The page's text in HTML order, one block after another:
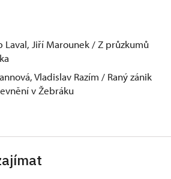
Laval, Jiří Marounek / Z průzkumů
Vladislav Razím / Raný zánik
v Žebráku